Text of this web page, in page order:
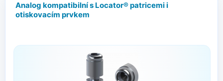
Analog kompatibilní s Locator® patricemi i
otiskovacím prvkem